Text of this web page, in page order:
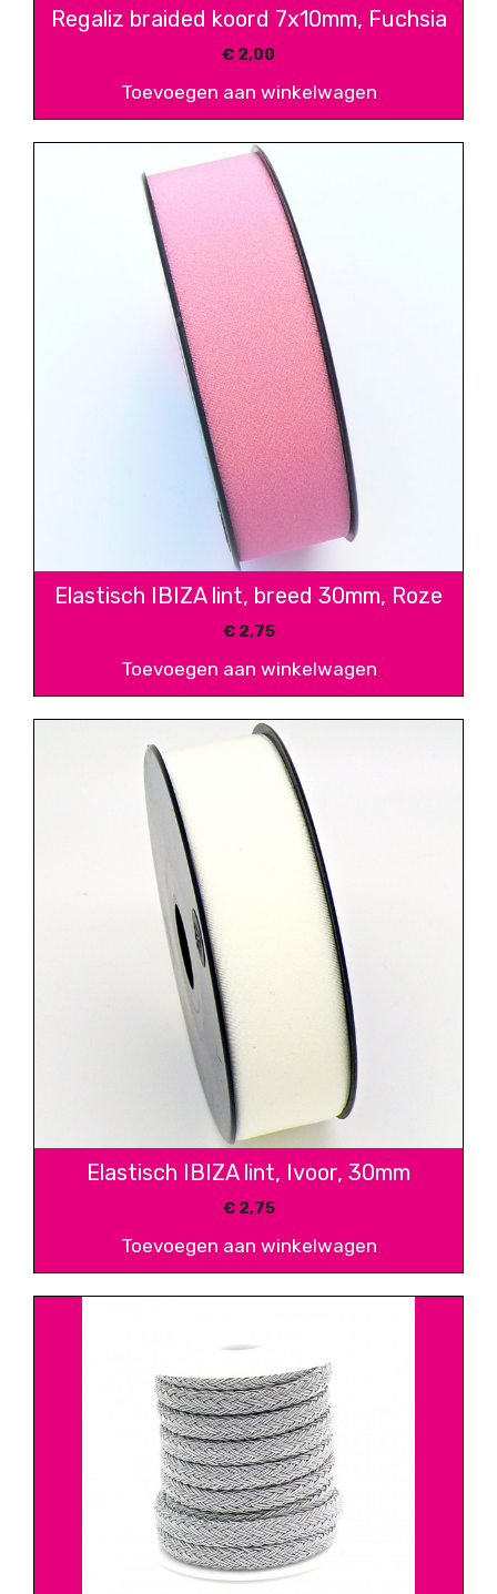
Regaliz braided koord 7x10mm, Fuchsia
€ 2,00
Toevoegen aan winkelwagen
Elastisch IBIZA lint, breed 30mm, Roze
€2,75
Toevoegen aan winkelwagen
Elastisch IBIZA lint, Ivoor, 30mm
€2,75
Toevoegen aan winkelwagen